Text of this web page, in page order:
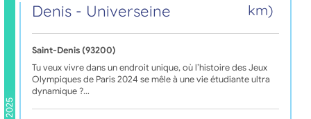
2025
Denis - Universeine
km)
Saint-Denis (93200)
Tu veux vivre dans un endroit unique, où l’histoire des Jeux
Olympiques de Paris 2024 se mêle à une vie étudiante ultra
dynamique ?…